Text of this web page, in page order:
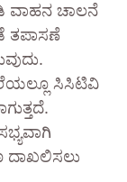
ವಾಹನ ಚಾಲನೆ
ತಪಾಸಣೆ
ಸಿಸಿಟಿವಿ
ದಾಖಲಿಸಲು